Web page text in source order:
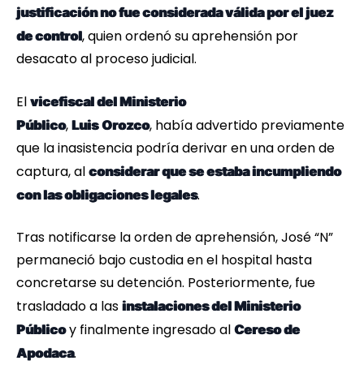
justificación no fue considerada válida por el juez
de control, quien ordenó su aprehensión por
desacato al proceso judicial.
El vicefiscal del Ministerio
Público, Luis Orozco, había advertido previamente
que la inasistencia podría derivar en una orden de
captura, al considerar que se estaba incumpliendo
con las obligaciones legales.
Tras notificarse la orden de aprehensión, José “N”
permaneció bajo custodia en el hospital hasta
concretarse su detención. Posteriormente, fue
trasladado a las instalaciones del Ministerio
Públicoy finalmente ingresado al Cereso de
Apodaca.